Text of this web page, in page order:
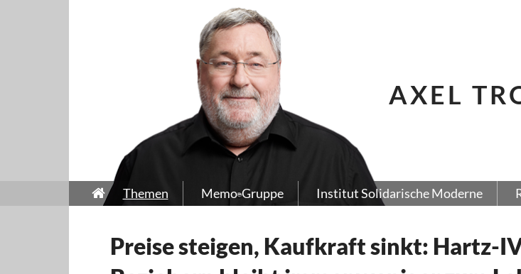
AXEL
Themen Memo-Gruppe Institut Solidarische Moderne
Preise steigen, Kaufkraft sinkt: Hartz-